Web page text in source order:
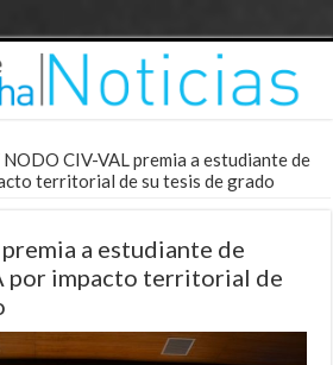
NODO CIV-VAL premia a estudiante de
territorial de su tesis de grado
a estudiante de
por impacto territorial de